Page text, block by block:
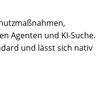
Agenten und KI-Suche.
und lässt sich nativ